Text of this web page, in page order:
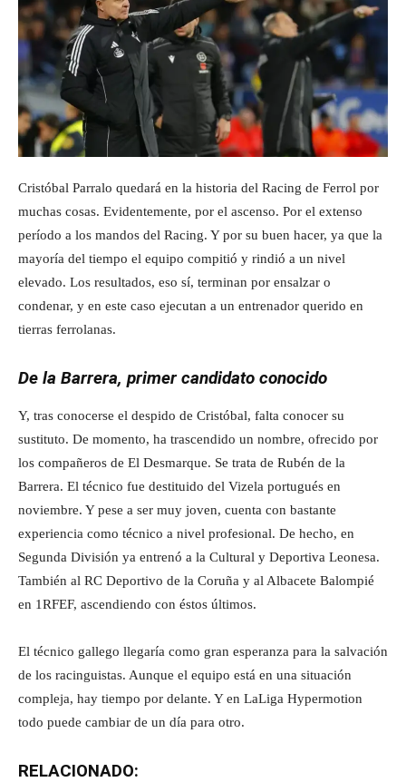
Cristóbal Parralo quedará en la historia del Racing de Ferrol por
muchas cosas. Evidentemente, por el ascenso. Por el extenso
período a los mandos del Racing. Y por su buen hacer, ya que la
mayoría del tiempo el equipo compitió y rindió a un nivel
elevado. Los resultados, eso sí, terminan por ensalzar o
condenar, y en este caso ejecutan a un entrenador querido en
tierras ferrolanas.
De la Barrera, primer candidato conocido
Y, tras conocerse el despido de Cristóbal, falta conocer su
sustituto. De momento, ha trascendido un nombre, ofrecido por
los compañeros de El Desmarque. Se trata de Rubén de la
Barrera. El técnico fue destituido del Vizela portugués en
noviembre. Y pese a ser muy joven, cuenta con bastante
experiencia como técnico a nivel profesional. De hecho, en
Segunda División ya entrenó a la Cultural y Deportiva Leonesa.
También al RC Deportivo de la Coruña y al Albacete Balompié
en 1RFEF, ascendiendo con éstos últimos.
El técnico gallego llegaría como gran esperanza para la salvación
de los racinguistas. Aunque el equipo está en una situación
compleja, hay tiempo por delante. Y en LaLiga Hypermotion
todo puede cambiar de un día para otro.
RELACIONADO: